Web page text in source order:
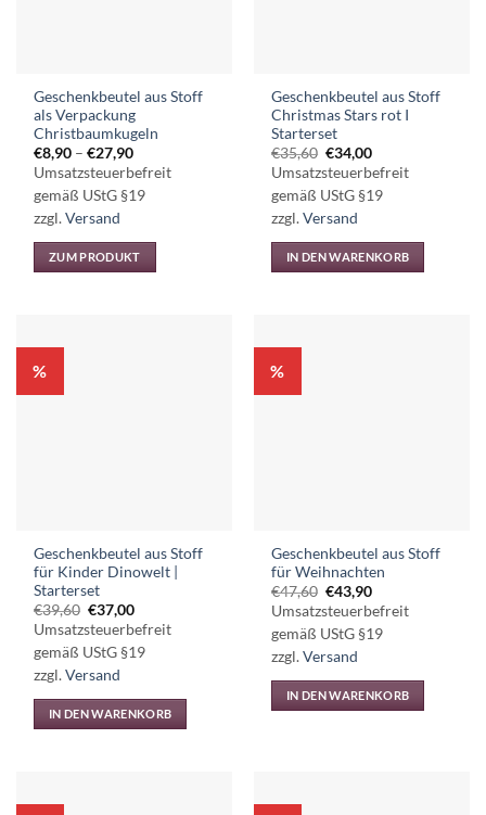
gewählt
werden
gewählt
werden
Geschenkbeutel aus Stoff
als Verpackung
Christbaumkugeln
€8,90 –€27,90Preisspanne:
€8,90
bis
€27,90
Umsatzsteuerbefreit
gemäß UStG §19
zzgl.Versand
ZUM PRODUKT
mehrere
Varianten
auf.
gewählt
werden
Geschenkbeutel aus Stoff
Christmas Stars rot I
Starterset
€35,60 Ursprünglicher
Preis
war:
€35,60
€34,00Aktueller
Preis
ist:
€34,00.
Umsatzsteuerbefreit
gemäß UStG §19
zzgl.Versand
IN DEN WARENKORB
%
Geschenkbeutel aus Stoff
für Kinder Dinowelt |
Starterset
€39,60 Ursprünglicher
Preis
war:
€39,60
€37,00Aktueller
Preis
ist:
€37,00.
Umsatzsteuerbefreit
gemäß UStG §19
zzgl.Versand
IN DEN WARENKORB
%
Geschenkbeutel aus Stoff
für Weihnachten
€47,60 Ursprünglicher
Preis
war:
€47,60
€43,90Aktueller
Preis
ist:
€43,90.
Umsatzsteuerbefreit
gemäß UStG §19
zzgl.Versand
IN DEN WARENKORB